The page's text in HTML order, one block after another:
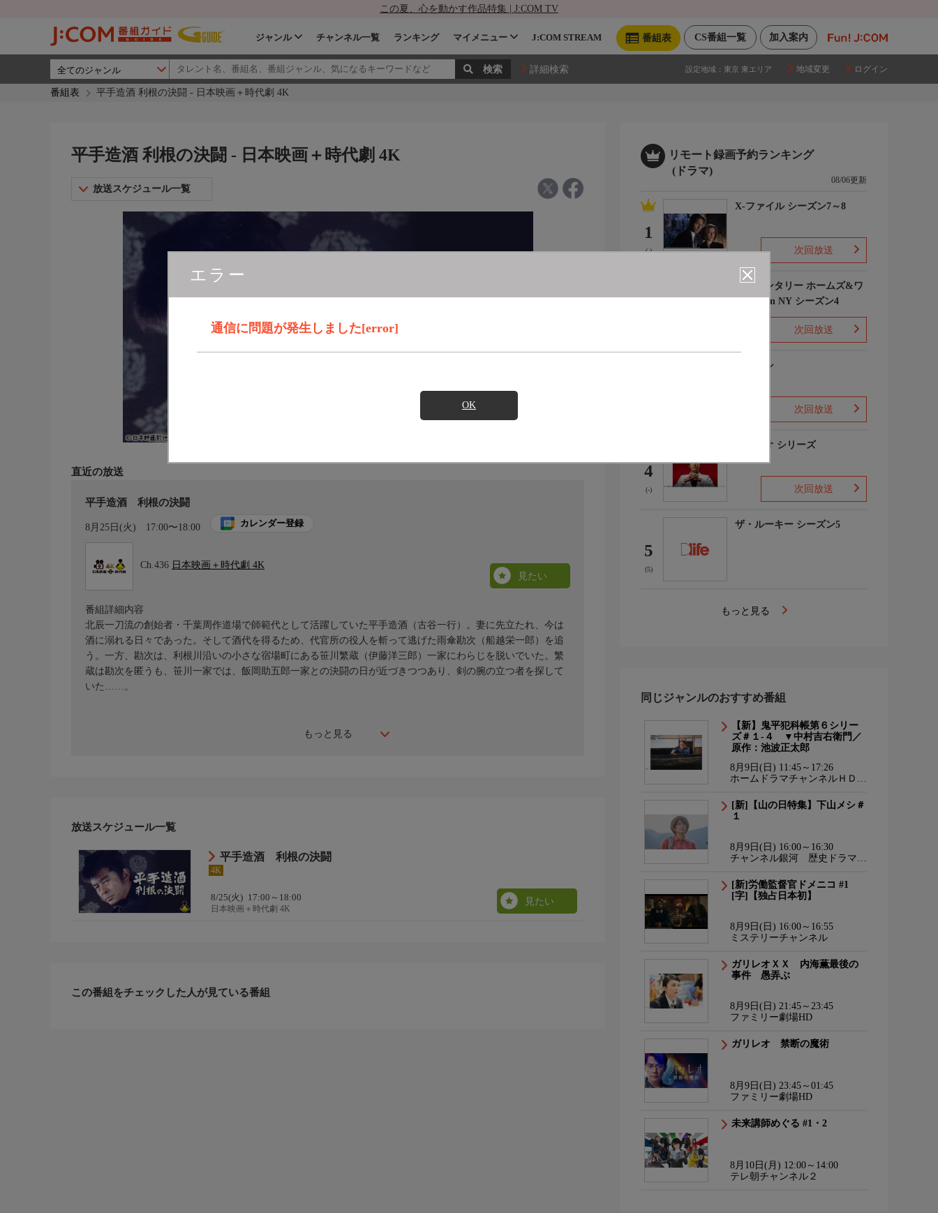
この夏、心を動かす作品特集 | J:COM TV
加入案内
CS番組一覧
番組表
ジャンル チャンネル一覧 ランキング マイメニュー J:COM STREAM
詳細検索 設定地域： 東京 東エリア 地域変更 ログイン
番組表 平手造酒 利根の決闘 - 日本映画＋時代劇 4K
エラー
通信に問題が発生しました[error]
OK
平手造酒 利根の決闘 - 日本映画＋時代劇 4K
放送スケジュール一覧
直近の放送
平手造酒 利根の決闘
8月25日(火) 17:00〜18:00 カレンダー登録
Ch.436 日本映画＋時代劇 4K
見たい
もっと見る
番組詳細内容
北辰一刀流の創始者・千葉周作道場で師範代として活躍していた平手造酒（古谷一行）。妻に先立たれ、今は
酒に溺れる日々であった。そして酒代を得るため、代官所の役人を斬って逃げた雨傘勘次（船越栄一郎）を追
う。一方、勘次は、利根川沿いの小さな宿場町にある笹川繁蔵（伊藤洋三郎）一家にわらじを脱いでいた。繁
蔵は勘次を匿うも、笹川一家では、飯岡助五郎一家との決闘の日が近づきつつあり、剣の腕の立つ者を探して
いた……。
放送スケジュール一覧
平手造酒 利根の決闘
4K
8/25(火) 17:00～18:00
日本映画＋時代劇 4K
見たい
この番組をチェックした人が見ている番組
リモート録画予約ランキング
(ドラマ)
08/06更新
1
(-)
X-ファイル シーズン7～8
次回放送
エレメンタリー ホームズ&ワ
トソン in NY シーズン4
次回放送
下山メシ
次回放送
4
(-)
ガリレオ シリーズ
次回放送
5
(5)
ザ・ルーキー シーズン5
もっと見る
同じジャンルのおすすめ番組
【新】鬼平犯科帳第６シリー
ズ＃１-４ ▼中村吉右衛門／
原作：池波正太郎
8月9日(日) 11:45～17:26
ホームドラマチャンネルＨＤ
[新]【山の日特集】下山メシ＃
１
8月9日(日) 16:00～16:30
チャンネル銀河 歴史ドラマ・
[新]労働監督官ドメニコ #1
[字]【独占日本初】
8月9日(日) 16:00～16:55
ミステリーチャンネル
ガリレオＸＸ 内海薫最後の
事件 愚弄ぶ
8月9日(日) 21:45～23:45
ファミリー劇場HD
ガリレオ 禁断の魔術
8月9日(日) 23:45～01:45
ファミリー劇場HD
未来講師めぐる #1・2
8月10日(月) 12:00～14:00
テレ朝チャンネル２